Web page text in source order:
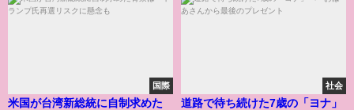
国際
米国が台湾新総統に自制求めた
社会
道路で待ち続けた7歳の「ヨナ」